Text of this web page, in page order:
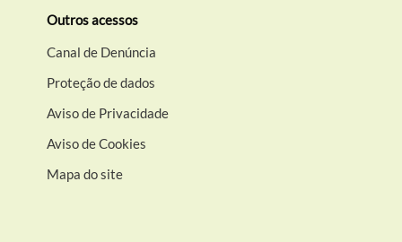
Outros acessos
Canal de Denúncia
Proteção de dados
Aviso de Privacidade
Aviso de Cookies
Mapa do site